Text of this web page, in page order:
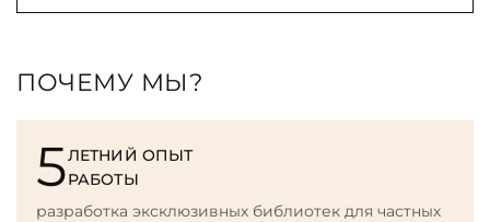
ПОЧЕМУ МЫ?
5ЛЕТНИЙ ОПЫТ
РАБОТЫ
разработка эксклюзивных библиотек для частных